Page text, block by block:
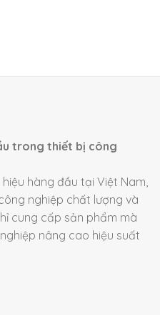
trong thiết bị công
hàng đầu tại Việt Nam,
nghiệp chất lượng và
cung cấp sản phẩm mà
nâng cao hiệu suất